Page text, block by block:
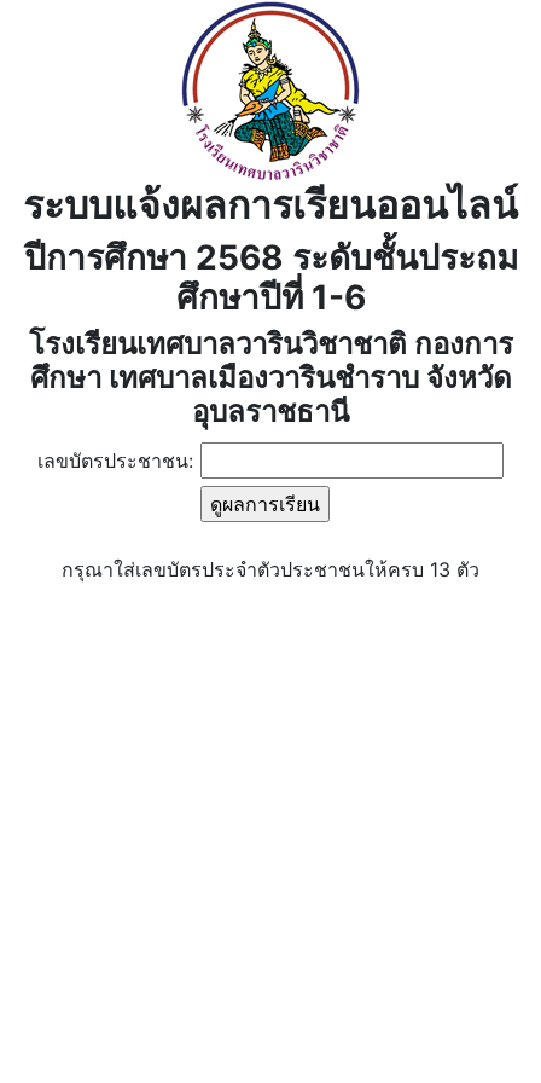
ระบบแจ้งผลการเรียนออนไลน์
ปีการศึกษา 2568 ระดับชั้นประถม
ศึกษาปีที่ 1-6
โรงเรียนเทศบาลวารินวิชาชาติ กองการ
ศึกษา เทศบาลเมืองวารินชำราบ จังหวัด
อุบลราชธานี
เลขบัตรประชาชน:
กรุณาใส่เลขบัตรประจำตัวประชาชนให้ครบ 13 ตัว